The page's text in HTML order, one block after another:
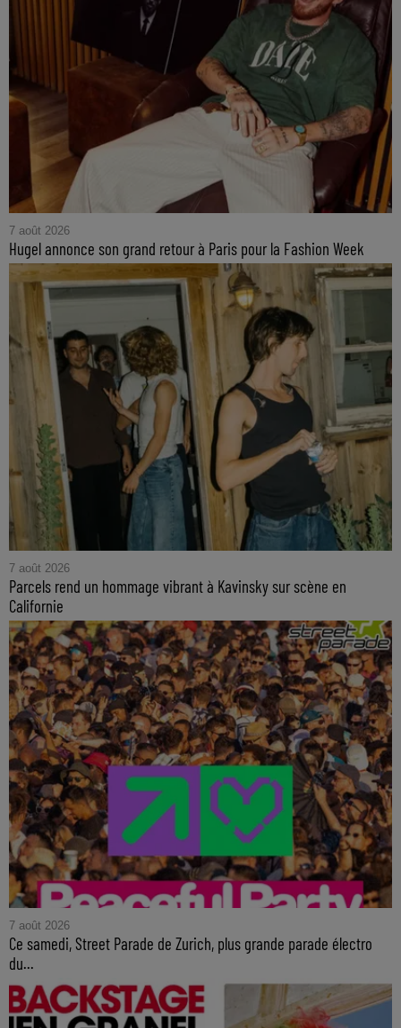
7 août 2026
Hugel annonce son grand retour à Paris pour la Fashion Week
7 août 2026
Parcels rend un hommage vibrant à Kavinsky sur scène en
Californie
7 août 2026
Ce samedi, Street Parade de Zurich, plus grande parade électro
du...